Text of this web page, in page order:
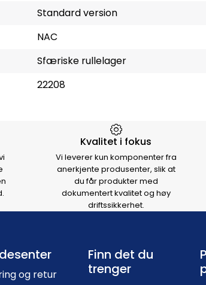
Standard version
NAC
Sfæriske rullelager
22208
Kvalitet i fokus
Vi leverer kun komponenter fra
anerkjente produsenter, slik at
du får produkter med
dokumentert kvalitet og høy
driftssikkerhet.
Footer navigation
og retur
Finn det du
trenger